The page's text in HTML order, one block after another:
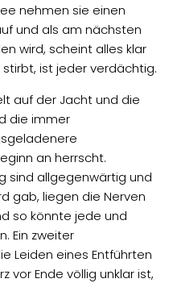
nehmen sie einen
und als am nächsten
wird, scheint alles klar
ist jeder verdächtig.
auf der Jacht und die
die immer
an herrscht.
sind allgegenwärtig und
gab, liegen die Nerven
so könnte jede und
Ein zweiter
Leiden eines Entführten
vor Ende völlig unklar ist,